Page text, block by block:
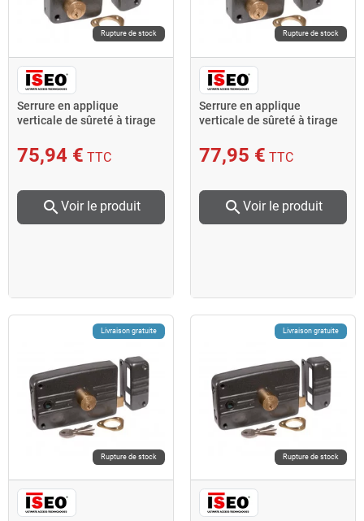
Rupture de stock
Serrure en applique
verticale de sûreté à tirage
75,94 € TTC
search Voir le produit
Rupture de stock
Serrure en applique
verticale de sûreté à tirage
77,95 € TTC
search Voir le produit
Livraison gratuite
Rupture de stock
Livraison gratuite
Rupture de stock